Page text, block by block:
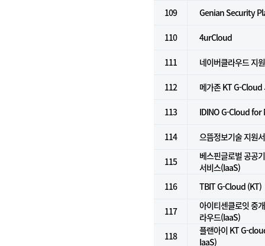
109
Genian Security
110 4urCloud
111 네이버클라우드 지
112 메가존 KT G-Cloud
113 IDINO G-Cloud for
114 으뜸정보기술 지원
115
베스핀글로벌 공공
서비스(IaaS)
116
TBIT G-Cloud (KT)
117
아이티센클로잇 중
라우드(IaaS)
118
플랜아이 KT G-
IaaS)